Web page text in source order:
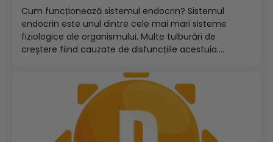
Cum funcționează sistemul endocrin? Sistemul
endocrin este unul dintre cele mai mari sisteme
fiziologice ale organismului. Multe tulburări de
creștere fiind cauzate de disfuncțiile acestuia.
între ele pentru funcționarea și menținerea
homeostaziei corpului, adică a stării interne de
echilibru care asigură un optim de...